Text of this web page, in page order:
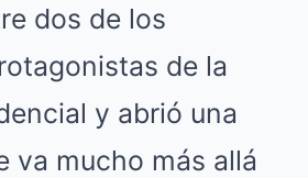
dos de los
de la
y abrió una
va mucho más allá